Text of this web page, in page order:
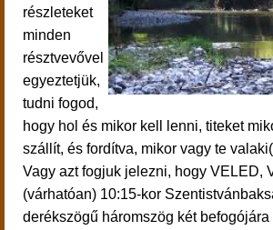
részleteket
minden
résztvevővel
egyeztetjük,
tudni fogod,
hogy hol és mikor kell lenni, titeket
szállít, és fordítva, mikor vagy te
Vagy azt fogjuk jelezni, hogy VELED,
(várhatóan) 10:15-kor
derékszögű háromszög két